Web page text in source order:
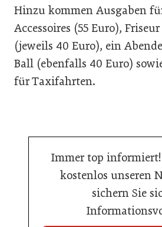
Hinzu kommen Ausgaben
Accessoires (55 Euro),
(jeweils 40 Euro), ein
Ball (ebenfalls 40 Euro)
für Taxifahrten.
Immer top
kostenlos unseren
sichern Sie